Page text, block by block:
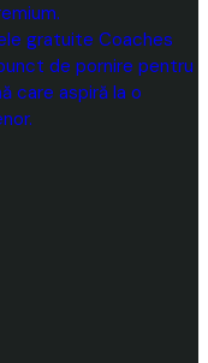
gratuite Coaches
de pornire pentru
care aspiră la o